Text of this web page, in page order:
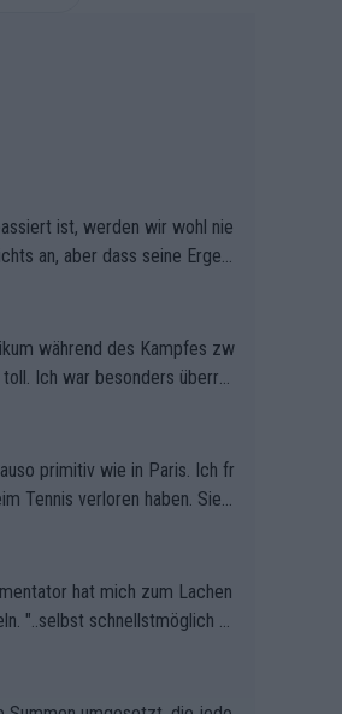
ist, werden wir wohl nie
an, aber dass seine Ergeb
während des Kampfes zw
Ich war besonders überras
primitiv wie in Paris. Ich fr
Tennis verloren haben. Sie s
hat mich zum Lachen
"..selbst schnellstmöglich na